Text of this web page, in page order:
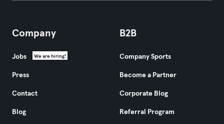
Company
Jobs We are hiring!
Press
Contact
Blog
B2B
Company Sports
Become a Partner
Corporate Blog
Referral Program